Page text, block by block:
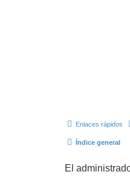
Enlaces rápidos
Índice general
El